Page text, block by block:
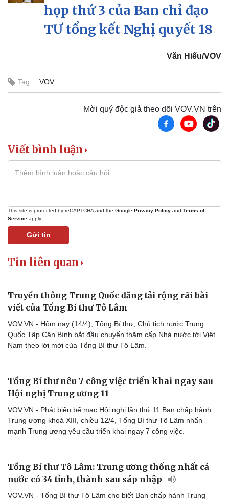
Du lịch
check-in
họp thứ 3 của Ban chỉ đạo
TƯ tổng kết Nghị quyết 18
Văn Hiếu/VOV
Tag: VOV
Mời quý độc giả theo dõi VOV.VN trên
Viết bình luận
This site is protected by reCAPTCHA and the Google Privacy Policy and Terms of
Service apply.
Gửi tin
Tin liên quan
Truyền thông Trung Quốc đăng tải rộng rãi bài
viết của Tổng Bí thư Tô Lâm
VOV.VN - Hôm nay (14/4), Tổng Bí thư, Chủ tịch nước Trung
Quốc Tập Cận Bình bắt đầu chuyến thăm cấp Nhà nước tới Việt
Nam theo lời mời của Tổng Bí thư Tô Lâm.
Tổng Bí thư nêu 7 công việc triển khai ngay sau
Hội nghị Trung ương 11
VOV.VN - Phát biểu bế mạc Hội nghị lần thứ 11 Ban chấp hành
Trung ương khoá XIII, chiều 12/4, Tổng Bí thư Tô Lâm nhấn
mạnh Trung ương yêu cầu triển khai ngay 7 công việc.
Tổng Bí thư Tô Lâm: Trung ương thống nhất cả
nước có 34 tỉnh, thành sau sáp nhập
VOV.VN - Tổng Bí thư Tô Lâm cho biết Ban chấp hành Trung